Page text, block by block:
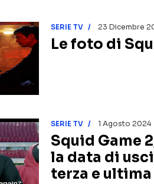
SERIE TV 23 Dicembre
Le foto di
SERIE TV 1 Agosto 2024
Squid Game
la data di
terza e